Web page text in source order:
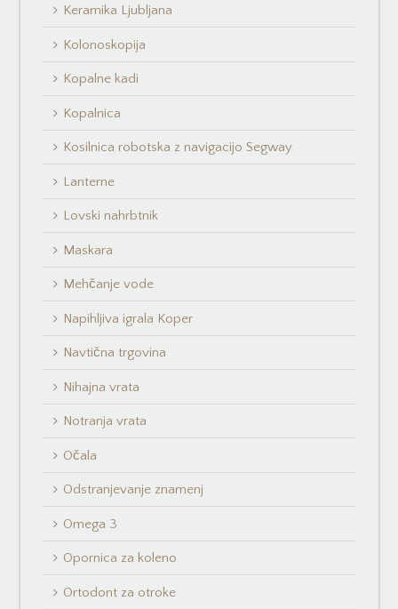
Keramika Ljubljana
Kolonoskopija
Kopalne kadi
Kopalnica
Kosilnica robotska z navigacijo Segway
Lanterne
Lovski nahrbtnik
Maskara
Mehčanje vode
Napihljiva igrala Koper
Navtična trgovina
Nihajna vrata
Notranja vrata
Očala
Odstranjevanje znamenj
Omega 3
Opornica za koleno
Ortodont za otroke